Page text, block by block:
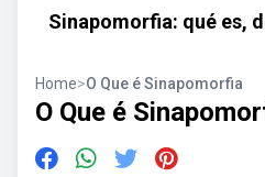
Sinapomorfia: qué es,
Home>O Que é Sinapomorfia
O Que é